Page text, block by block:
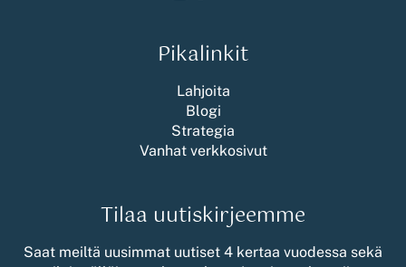
Pikalinkit
Lahjoita
Blogi
Strategia
Vanhat verkkosivut
Tilaa uutiskirjeemme
Saat meiltä uusimmat uutiset 4 kertaa vuodessa sekä